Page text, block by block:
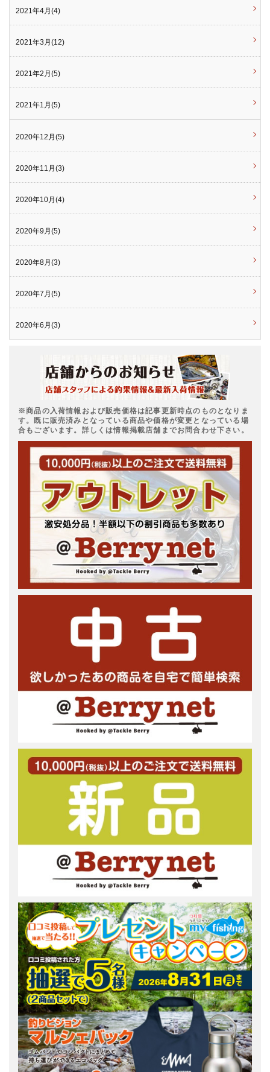
2021年4月(4)
2021年3月(12)
2021年2月(5)
2021年1月(5)
2020年12月(5)
2020年11月(3)
2020年10月(4)
2020年9月(5)
2020年8月(3)
2020年7月(5)
2020年6月(3)
※商品の入荷情報および販売価格は記事更新時点のものとなりま
す。既に販売済みとなっている商品や価格が変更となっている場
合もございます。詳しくは情報掲載店舗までお問合わせ下さい。